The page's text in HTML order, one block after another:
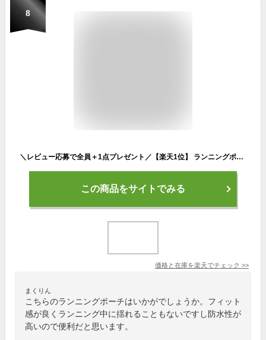
8
＼レビュー応募で全員＋1点プレゼント／【楽天1位】 ランニングポーチ ウエストポーチ 揺れない ランニングバッグ ジョギングポーチ 防水 ボトルポーチ ペットボトル メンズ レディース ショルダーバッグ スマホ iPhone ボディバッグ スポーツ ウォーキング マラソン 大会
この商品をサイトでみる
価格と在庫を楽天でチェック >>
まくりん
こちらのランニングポーチはいかがでしょうか。フィット
感が良くランニング中に揺れることもないですし防水性が
高いので便利だと思います。